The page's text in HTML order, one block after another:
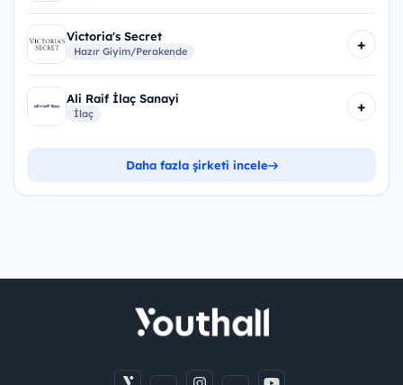
Victoria's Secret
Hazır Giyim/Perakende +
Ali Raif İlaç Sanayi
İlaç +
Daha fazla şirketi incele